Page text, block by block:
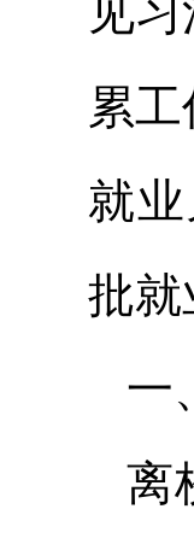
见
累
就
批就
一
离